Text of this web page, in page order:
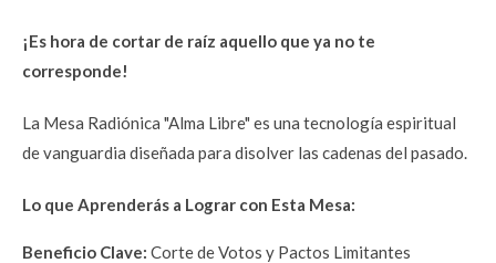
¡Es hora de cortar de raíz aquello que ya no te
corresponde!
La Mesa Radiónica "Alma Libre" es una tecnología espiritual
de vanguardia diseñada para disolver las cadenas del pasado.
Lo que Aprenderás a Lograr con Esta Mesa:
Beneficio Clave: Corte de Votos y Pactos Limitantes